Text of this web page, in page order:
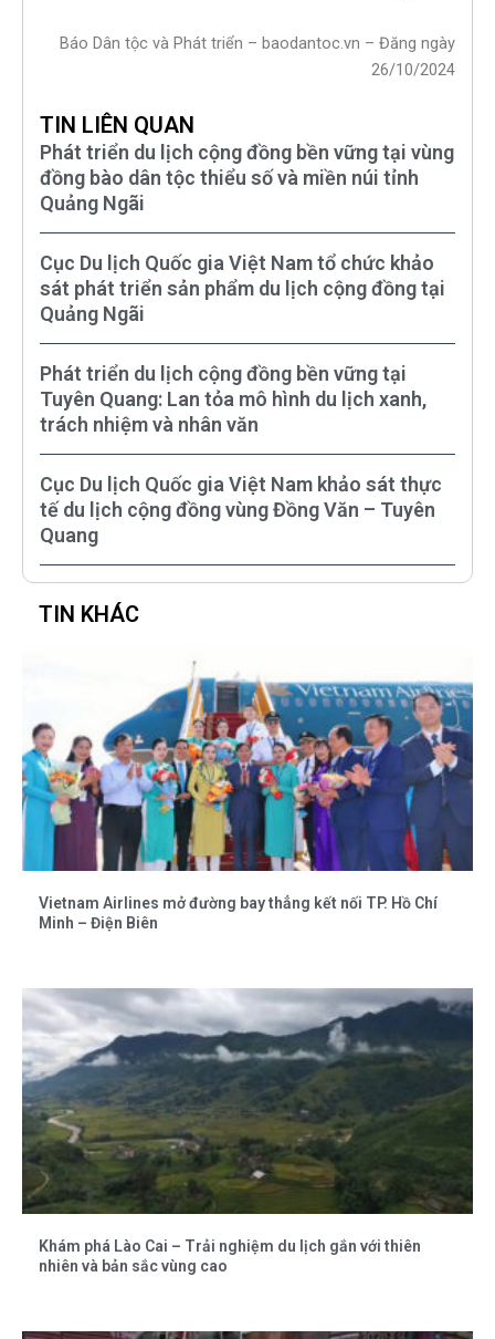
Báo Dân tộc và Phát triển – baodantoc.vn – Đăng ngày
26/10/2024
TIN LIÊN QUAN
Phát triển du lịch cộng đồng bền vững tại vùng
đồng bào dân tộc thiểu số và miền núi tỉnh
Quảng Ngãi
Cục Du lịch Quốc gia Việt Nam tổ chức khảo
sát phát triển sản phẩm du lịch cộng đồng tại
Quảng Ngãi
Phát triển du lịch cộng đồng bền vững tại
Tuyên Quang: Lan tỏa mô hình du lịch xanh,
trách nhiệm và nhân văn
Cục Du lịch Quốc gia Việt Nam khảo sát thực
tế du lịch cộng đồng vùng Đồng Văn – Tuyên
Quang
TIN KHÁC
Vietnam Airlines mở đường bay thẳng kết nối TP. Hồ Chí
Minh – Điện Biên
Khám phá Lào Cai – Trải nghiệm du lịch gắn với thiên
nhiên và bản sắc vùng cao